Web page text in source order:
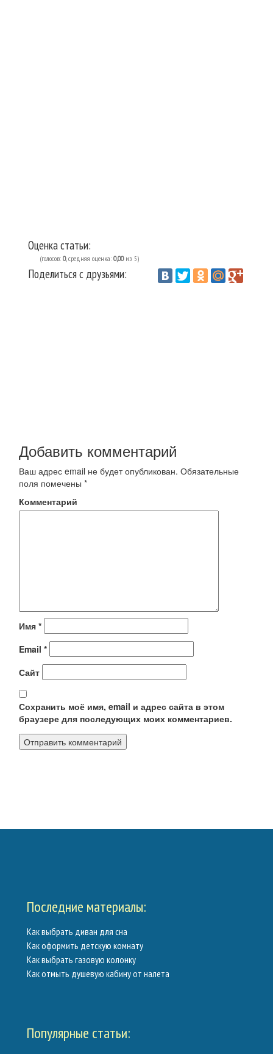
Оценка статьи:
(голосов: 0, средняя оценка: 0,00из 5)
Поделиться с друзьями:
Добавить комментарий
Ваш адрес email не будет опубликован. Обязательные
поля помечены*
Комментарий
Имя*
Email*
Сайт
Сохранить моё имя, email и адрес сайта в этом
браузере для последующих моих комментариев.
Последние материалы:
Как выбрать диван для сна
Как оформить детскую комнату
Как выбрать газовую колонку
Как отмыть душевую кабину от налета
Популярные статьи: